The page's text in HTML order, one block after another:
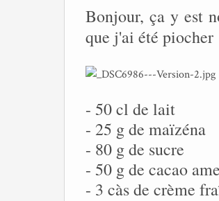
Bonjour, ça y est
que j'ai été
- 50 cl de lait
- 25 g de maïzéna
- 80 g de sucre
- 50 g de cacao
- 3 càs de crème